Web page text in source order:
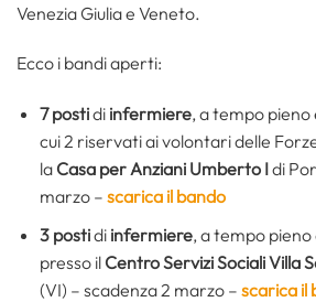
Venezia Giulia e Veneto.
Ecco i bandi aperti:
7 postidi infermiere, a tempo
cui 2 riservati ai volontari delle
la Casa per Anziani Umberto Idi
marzo – scarica il bando
3 postidi infermiere, a tempo
presso il Centro Servizi Sociali Villa
(VI) – scadenza 2 marzo – scarica il